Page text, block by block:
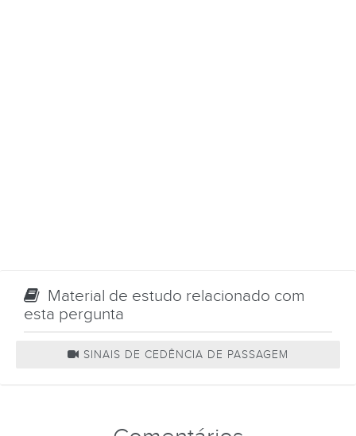
Material de estudo relacionado com
esta pergunta
SINAIS DE CEDÊNCIA DE PASSAGEM